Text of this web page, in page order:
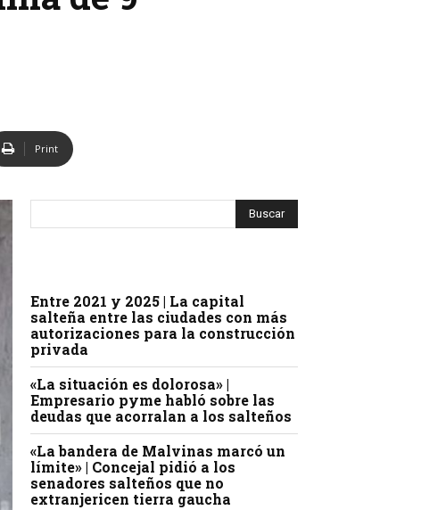
Print
Entre 2021 y 2025 | La capital
salteña entre las ciudades con más
autorizaciones para la construcción
privada
«La situación es dolorosa» |
Empresario pyme habló sobre las
deudas que acorralan a los salteños
«La bandera de Malvinas marcó un
límite» | Concejal pidió a los
senadores salteños que no
extranjericen tierra gaucha